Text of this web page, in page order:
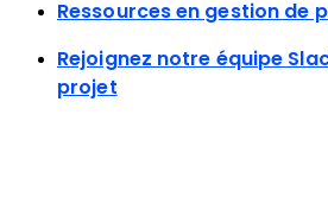
Ressources en gestion de
Rejoignez notre équipe
projet